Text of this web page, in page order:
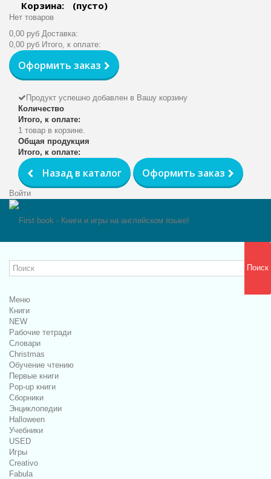
Корзина: (пусто)
Нет товаров
0,00 руб Доставка:
0,00 руб Итого, к оплате:
Оформить заказ
Продукт успешно добавлен в Вашу корзину
Количество
Итого, к оплате:
1 товар в корзине.
Общая продукция
Итого, к оплате:
Назад в каталог Оформить заказ
Войти
Поиск
Меню
Книги
NEW
Рабочие тетради
Словари
Christmas
Обучение чтению
Первые книги
Pop-up книги
Сборники
Энциклопедии
Halloween
Учебники
USED
Игры
Creativo
Fabula